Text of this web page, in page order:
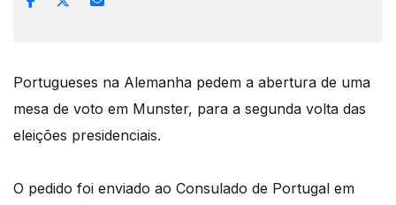
Portugueses na Alemanha pedem a abertura de uma
mesa de voto em Munster, para a segunda volta das
eleições presidenciais.
O pedido foi enviado ao Consulado de Portugal em